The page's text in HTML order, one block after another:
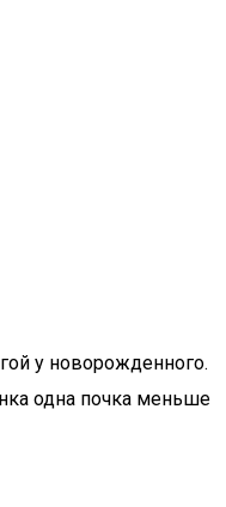
у новорожденного.
одна почка меньше